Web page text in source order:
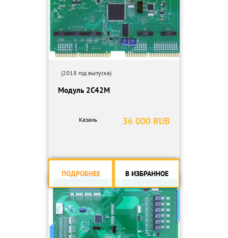
- Грануляция порошков, мкм 40 ÷ 400
- Регулировка расхода:
• диаметр дюзы, высота канала ступенчатая
• частота следования импульсов плавная
- Объем бункера, см³ 1000
- Газовый блок со стабилизаторами давления и регуляторами
транспортирующего и дозирующего газов;
регулировку тока, спад – нарастание тока, заварку кратера,
(2018 год выпуска)
Модуль 2С42М
36 000 RUB
Казань
ПОДРОБНЕЕ В ИЗБРАННОЕ